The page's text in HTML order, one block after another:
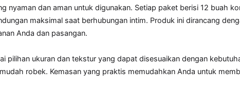
nyaman dan aman untuk digunakan. Setiap paket berisi 12 buah
maksimal saat berhubungan intim. Produk ini dirancang
Anda dan pasangan.
pilihan ukuran dan tekstur yang dapat disesuaikan dengan
robek. Kemasan yang praktis memudahkan Anda untuk